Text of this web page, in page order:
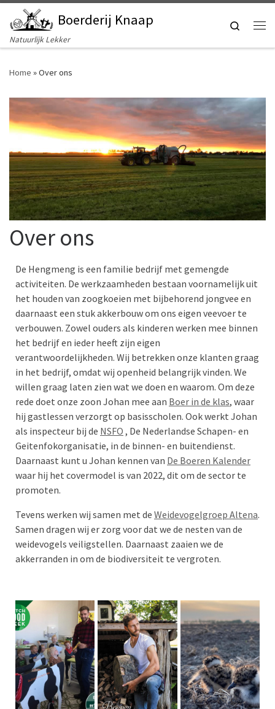
Ga naar inhoudBoerderij Knaap
Natuurlijk Lekker
Search
Home »Over ons
Over ons
De Hengmeng is een familie bedrijf met gemengde
activiteiten. De werkzaamheden bestaan voornamelijk uit
het houden van zoogkoeien met bijbehorend jongvee en
daarnaast een stuk akkerbouw om ons eigen veevoer te
verbouwen. Zowel ouders als kinderen werken mee binnen
het bedrijf en ieder heeft zijn eigen
verantwoordelijkheden. Wij betrekken onze klanten graag
in het bedrijf, omdat wij openheid belangrijk vinden. We
willen graag laten zien wat we doen en waarom. Om deze
rede doet onze zoon Johan mee aan Boer in de klas, waar
hij gastlessen verzorgt op basisscholen. Ook werkt Johan
als inspecteur bij de NSFO , De Nederlandse Schapen- en
Geitenfokorganisatie, in de binnen- en buitendienst.
Daarnaast kunt u Johan kennen van De Boeren Kalender
waar hij het covermodel is van 2022, dit om de sector te
promoten.
Tevens werken wij samen met de Weidevogelgroep Altena.
Samen dragen wij er zorg voor dat we de nesten van de
weidevogels veiligstellen. Daarnaast zaaien we de
akkerranden in om de biodiversiteit te vergroten.